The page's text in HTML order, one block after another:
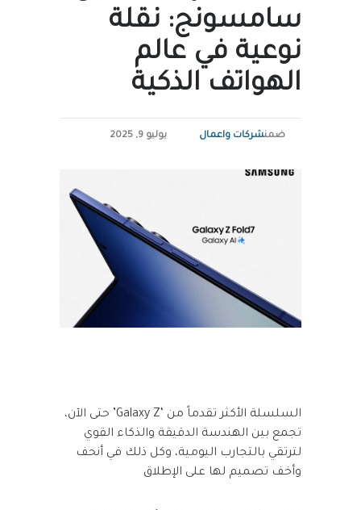
سامسونج: نقلة
نوعية في عالم
الهواتف الذكية
ضمنشركات واعمال يوليو 9, 2025
السلسلة الأكثر تقدماً من ‘Galaxy Z’ حتى الآن،
تجمع بين الهندسة الدقيقة والذكاء القوي
لترتقي بالتجارب اليومية، وكل ذلك في أنحف
وأخف تصميم لها على الإطلاق